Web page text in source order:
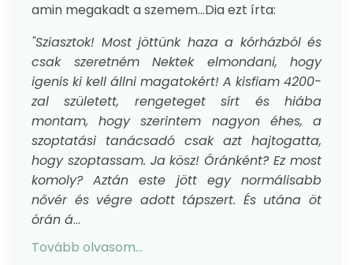
amin megakadt a szemem...Dia ezt írta:
"Sziasztok! Most jöttünk haza a kórházból és
csak szeretném Nektek elmondani, hogy
igenis ki kell állni magatokért! A kisfiam 4200-
zal született, rengeteget sírt és hiába
montam, hogy szerintem nagyon éhes, a
szoptatási tanácsadó csak azt hajtogatta,
hogy szoptassam. Ja kösz! Óránként? Ez most
komoly? Aztán este jött egy normálisabb
nővér és végre adott tápszert. És utána öt
órán á...
Tovább olvasom...